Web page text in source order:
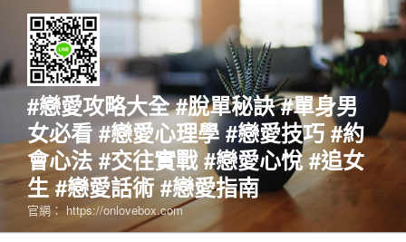
要
#戀愛攻略大全 #脫單秘訣 #單身男
女必看 #戀愛心理學 #戀愛技巧 #約
會心法 #交往實戰 #戀愛心悅 #追女
生 #戀愛話術 #戀愛指南
官網： https://onlovebox.com